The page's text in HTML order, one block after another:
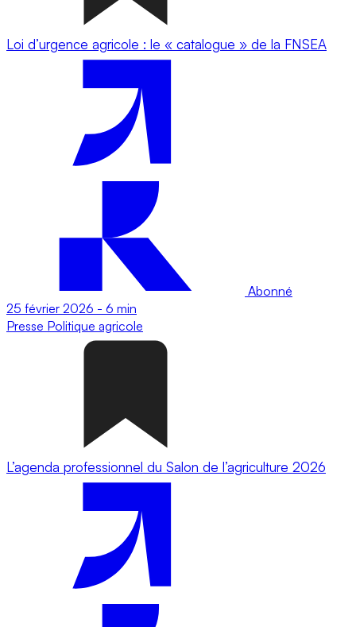
Loi d’urgence agricole : le « catalogue » de la FNSEA
Abonné
25 février 2026 - 6 min
Presse Politique agricole
L’agenda professionnel du Salon de l’agriculture 2026